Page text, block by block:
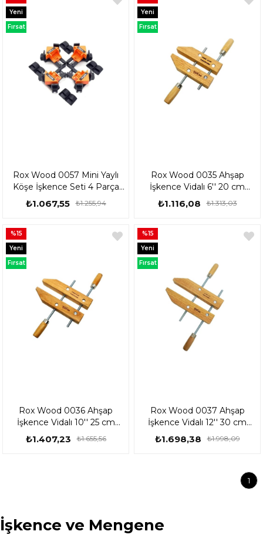
Rox Wood 0057 Mini Yaylı
Köşe İşkence Seti 4 Parça
153ROX0057
₺1.067,55 ₺1.255,94
Yeni
Ürün
Fırsat
Rox Wood 0035 Ahşap
İşkence Vidalı 6'' 20 cm
153ROX0035
₺1.116,08 ₺1.313,03
Yeni
Ürün
Fırsat
Rox Wood 0036 Ahşap
İşkence Vidalı 10'' 25 cm
153ROX0036
₺1.407,23 ₺1.655,56
%15
Yeni
Ürün
Fırsat
Rox Wood 0037 Ahşap
İşkence Vidalı 12'' 30 cm
153ROX0037
₺1.698,38 ₺1.998,09
%15
Yeni
Ürün
Fırsat
1
İşkence ve Mengene